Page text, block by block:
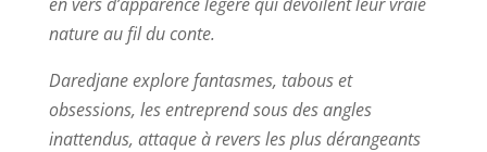
nature au fil du conte.
Daredjane explore fantasmes, tabous et
obsessions, les entreprend sous des angles
inattendus, attaque à revers les plus dérangeants